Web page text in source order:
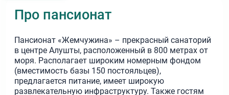
Про пансионат
Пансионат «Жемчужина» – прекрасный санаторий
в центре Алушты, расположенный в 800 метрах от
моря. Располагает широким номерным фондом
(вместимость базы 150 постояльцев),
предлагается питание, имеет широкую
развлекательную инфраструктуру. Также гостям